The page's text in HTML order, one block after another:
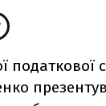
податкової